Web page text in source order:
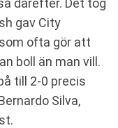
därefter. Det tog
gav City
ofta gör att
boll än man vill.
till 2-0 precis
Silva,